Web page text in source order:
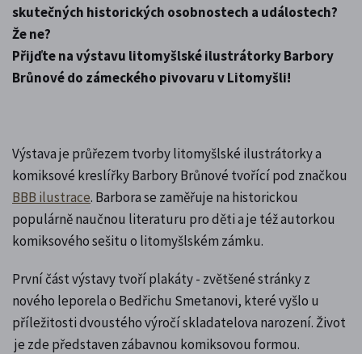
skutečných historických osobnostech a událostech?
Že ne?
Přijďte na výstavu litomyšlské ilustrátorky Barbory
Brůnové do zámeckého pivovaru v Litomyšli!
Výstava je průřezem tvorby litomyšlské ilustrátorky a
komiksové kreslířky Barbory Brůnové tvořící pod značkou
BBB ilustrace. Barbora se zaměřuje na historickou
populárně naučnou literaturu pro děti a je též autorkou
komiksového sešitu o litomyšlském zámku.
První část výstavy tvoří plakáty - zvětšené stránky z
nového leporela o Bedřichu Smetanovi, které vyšlo u
příležitosti dvoustého výročí skladatelova narození. Život
je zde představen zábavnou komiksovou formou.